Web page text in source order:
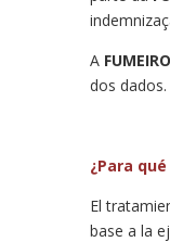
A
dos dados.
¿Para
El
base a la